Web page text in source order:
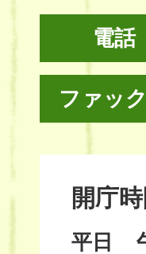
電話
ファッ
開庁
平日